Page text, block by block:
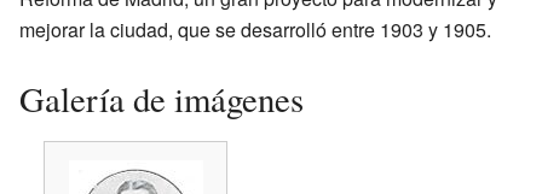
mejorar la ciudad, que se desarrolló entre 1903 y 1905.
Galería de imágenes